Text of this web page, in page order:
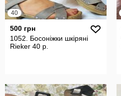
40
500 грн
1052. Босоніжки шкіряні
Rieker 40 р.